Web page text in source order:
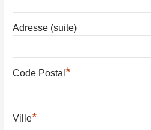
Adresse (suite)
Code Postal*
Ville*